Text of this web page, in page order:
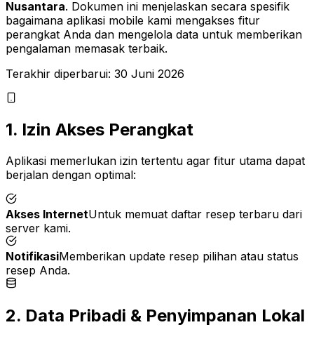
Nusantara. Dokumen ini menjelaskan secara spesifik
bagaimana aplikasi mobile kami mengakses fitur
perangkat Anda dan mengelola data untuk memberikan
pengalaman memasak terbaik.
Terakhir diperbarui: 30 Juni 2026
1. Izin Akses Perangkat
Aplikasi memerlukan izin tertentu agar fitur utama dapat
berjalan dengan optimal:
Akses InternetUntuk memuat daftar resep terbaru dari
server kami.
NotifikasiMemberikan update resep pilihan atau status
resep Anda.
2. Data Pribadi & Penyimpanan Lokal